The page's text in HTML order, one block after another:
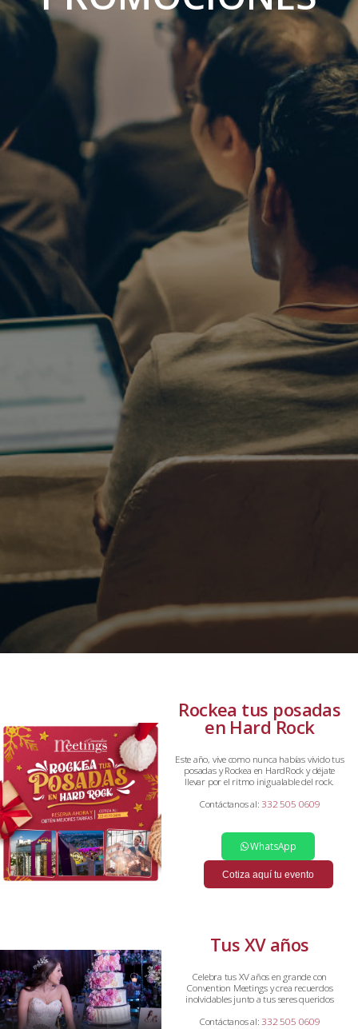
Rockea tus posadas
en Hard Rock
Este año, vive como nunca habías vivido tus
posadas y Rockea en HardRock y déjate
llevar por el ritmo inigualable del rock.
Contáctanos al: 332 505 0609
WhatsApp
Cotiza aquí tu evento
Tus XV años
Celebra tus XV años en grande con
Convention Meetings y crea recuerdos
inolvidables junto a tus seres queridos
Contáctanos al: 332 505 0609